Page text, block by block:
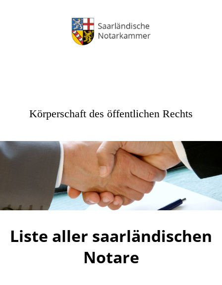
Körperschaft des öffentlichen Rechts
Liste aller saarländischen
Notare